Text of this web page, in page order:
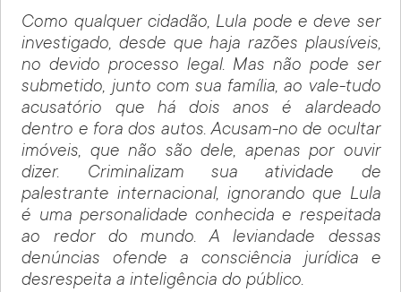
Como qualquer cidadão, Lula pode e deve ser
investigado, desde que haja razões plausíveis,
no devido processo legal. Mas não pode ser
submetido, junto com sua família, ao vale-tudo
acusatório que há dois anos é alardeado
dentro e fora dos autos. Acusam-no de ocultar
imóveis, que não são dele, apenas por ouvir
dizer. Criminalizam sua atividade de
palestrante internacional, ignorando que Lula
é uma personalidade conhecida e respeitada
ao redor do mundo. A leviandade dessas
denúncias ofende a consciência jurídica e
desrespeita a inteligência do público.